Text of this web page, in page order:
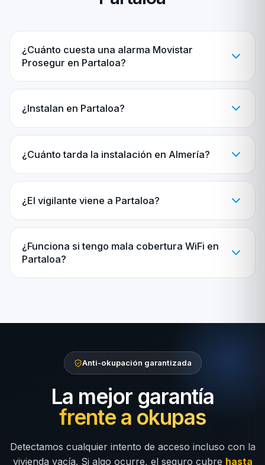
¿Cuánto cuesta una alarma Movistar
Prosegur en Partaloa?
¿Instalan en Partaloa?
¿Cuánto tarda la instalación en Almería?
¿El vigilante viene a Partaloa?
¿Funciona si tengo mala cobertura WiFi en
Partaloa?
Anti-okupación garantizada
La mejor garantía
frente a okupas
Detectamos cualquier intento de acceso incluso con la
vivienda vacía. Si algo ocurre, el seguro cubre hasta